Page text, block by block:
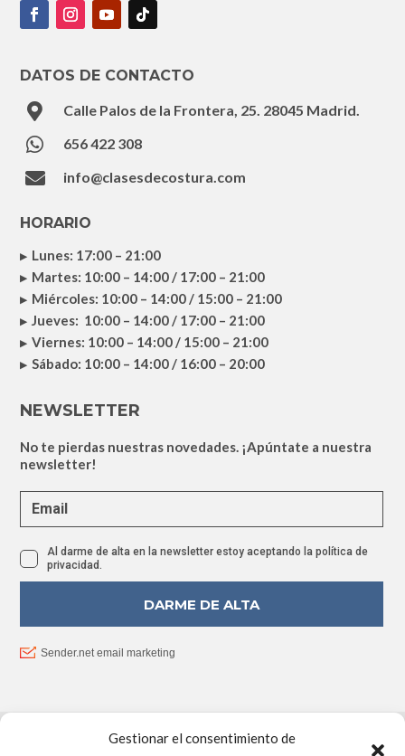
Gestionar el consentimiento de
DATOS DE CONTACTO
 Calle Palos de la Frontera, 25. 28045 Madrid.
 656 422 308
 info@clasesdecostura.com
HORARIO
Lunes: 17:00 – 21:00
Martes: 10:00 – 14:00 / 17:00 – 21:00
Miércoles: 10:00 – 14:00 / 15:00 – 21:00
Jueves: 10:00 – 14:00 / 17:00 – 21:00
Viernes: 10:00 – 14:00 / 15:00 – 21:00
Sábado: 10:00 – 14:00 / 16:00 – 20:00
PROYECTO FINANCIADO POR LA UNIÓN EUROPEA –